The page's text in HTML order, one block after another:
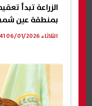
الزراعة تبدأ
بمنطقة عين
الثلاثاء 06/01/2026 09:41 ص